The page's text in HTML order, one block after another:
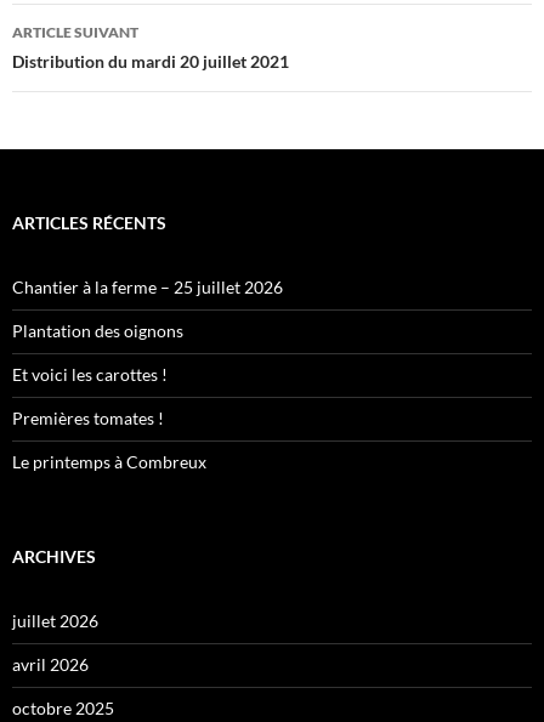
articles
ARTICLE SUIVANT
Distribution du mardi 20 juillet 2021
ARTICLES RÉCENTS
Chantier à la ferme – 25 juillet 2026
Plantation des oignons
Et voici les carottes !
Premières tomates !
Le printemps à Combreux
ARCHIVES
juillet 2026
avril 2026
octobre 2025